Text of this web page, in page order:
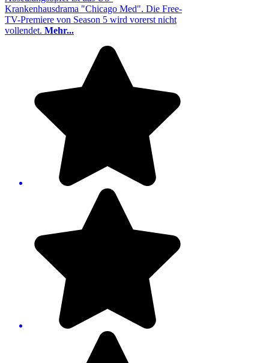
Krankenhausdrama "Chicago Med". Die Free-
TV-Premiere von Season 5 wird vorerst nicht
vollendet. Mehr...